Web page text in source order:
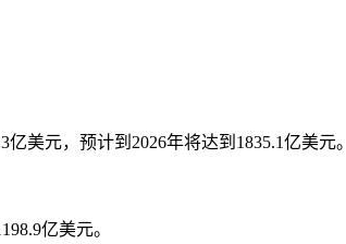
美元，预计到2026年将达到1835.1亿美元。
亿美元。